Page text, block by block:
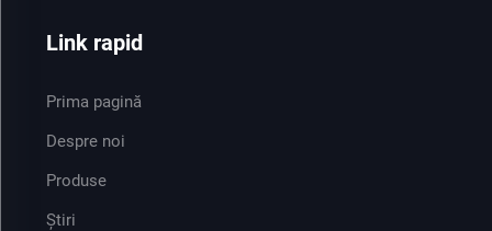
Link rapid
Prima pagină
Despre noi
Produse
Știri